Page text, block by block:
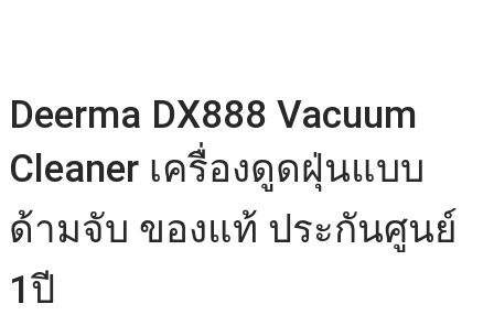
Deerma DX888 Vacuum
Cleaner เครื่องดูดฝุ่นแบบ
ด้ามจับ ของแท้ ประกันศูนย์
1ปี